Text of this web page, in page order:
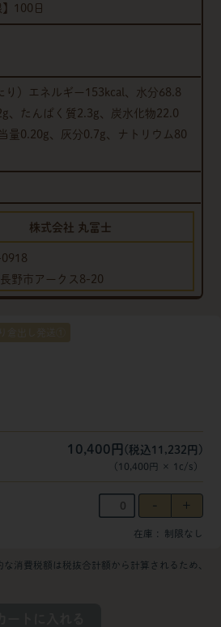
】100日
り）エネルギー153kcal、水分68.8
、たんぱく質2.3g、炭水化物22.0
量0.20g、灰分0.7g、ナトリウム80
株式会社 丸冨士
野市アークス8-20
10,400円 (税込11,232円)
（ 10,400円 × 1 c/s ）
在庫 制限なし
消費税額は税抜合計額から計算されるため、